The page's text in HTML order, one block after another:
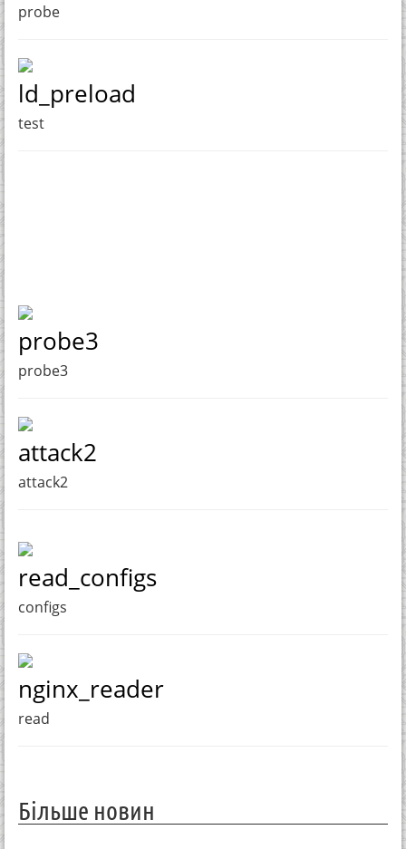
probe
ld_preload
test
probe3
probe3
attack2
attack2
read_configs
configs
nginx_reader
read
Більше новин